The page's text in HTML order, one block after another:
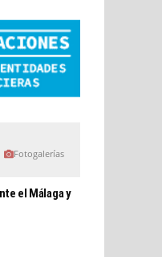
Fotogalerías
el Málaga y